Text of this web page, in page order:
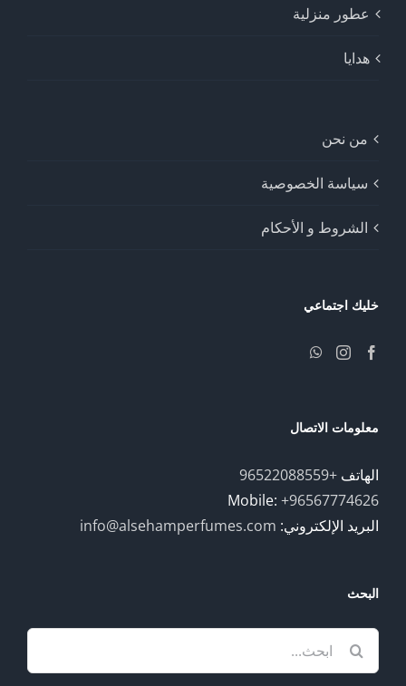
عطور منزلية
هدايا
من نحن
سياسة الخصوصية
الشروط و الأحكام
خليك اجتماعي
معلومات الاتصال
الهاتف +96522088559
Mobile: +96567774626
البريد الإلكتروني: info@alsehamperfumes.com
البحث
Search
for: